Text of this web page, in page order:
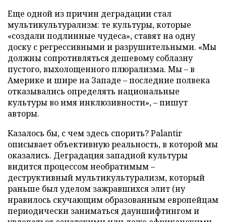
Еще одной из причин деградации стал
мультикультурализм: те культуры, которые
«создали подлинные чудеса», ставят на одну
доску с регрессивными и разрушительными. «Мы
должны сопротивляться дешевому соблазну
пустого, выхолощенного плюрализма. Мы – в
Америке и шире на Западе – последние полвека
отказывались определять национальные
культуры во имя инклюзивности», – пишут
авторы.
Казалось бы, с чем здесь спорить? Palantir
описывает объективную реальность, в которой мы
оказались. Деградация западной культуры
видится процессом необратимым –
деструктивный мультикультурализм, который
раньше был уделом зажравшихся элит (ну
нравилось скучающим образованным европейцам
периодически заниматься дауншифтингом и